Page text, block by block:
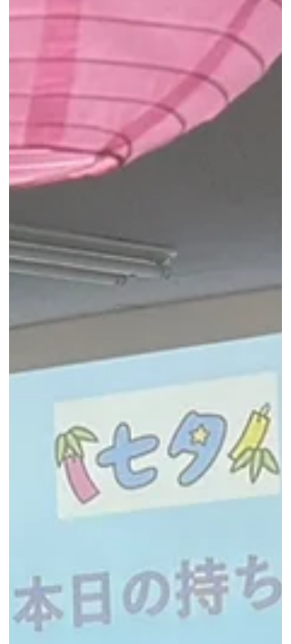
しっくりくるものを選んでみるのも 良いか
もしれません。 今回の「説明する」は 相手
がよく分かるように、言葉で伝えること と
いう表現で考えてみましょう。 説明が必要
な場面の1つで 「（あなたの）障害特性を説
明してください」 があります。 その際に、
説明が少なかったり、相手に伝わりにくい
ということがあります。 その時のポイント
として 「相手がよく分かるように」 が大切
のを 誰かに確認してもらうという流れを ぜ
ひ取り入れてみましょう。 やはり自分だけ
では 「相手がよく分かるように」が 見えに
くいこともあるかもしれませんね。 見学や
説明会は、随時受け付け